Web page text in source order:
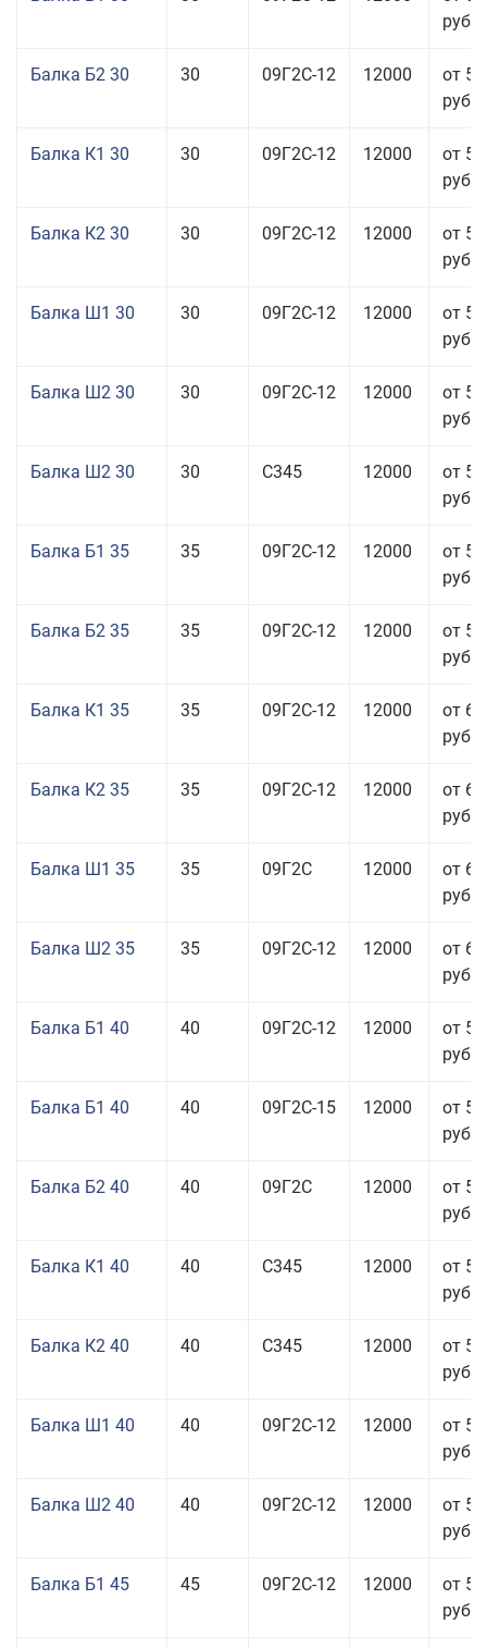
руб.
Балка Б2 30 30 09Г2С-12 12000
от
руб.
Балка К1 30 30 09Г2С-12 12000
от
руб.
Балка К2 30 30 09Г2С-12 12000
от
руб.
Балка Ш1 30 30 09Г2С-12 12000
от
руб.
Балка Ш2 30 30 09Г2С-12 12000
от
руб.
Балка Ш2 30 30 С345 12000
от
руб.
Балка Б1 35 35 09Г2С-12 12000
от
руб.
Балка Б2 35 35 09Г2С-12 12000
от
руб.
Балка К1 35 35 09Г2С-12 12000
от
руб.
Балка К2 35 35 09Г2С-12 12000
от
руб.
Балка Ш1 35 35 09Г2С 12000
от
руб.
Балка Ш2 35 35 09Г2С-12 12000
от
руб.
Балка Б1 40 40 09Г2С-12 12000
от
руб.
Балка Б1 40 40 09Г2С-15 12000
от
руб.
Балка Б2 40 40 09Г2С 12000
от
руб.
Балка К1 40 40 С345 12000
от
руб.
Балка К2 40 40 С345 12000
от
руб.
Балка Ш1 40 40 09Г2С-12 12000
от
руб.
Балка Ш2 40 40 09Г2С-12 12000
от
руб.
Балка Б1 45 45 09Г2С-12 12000
от
руб.